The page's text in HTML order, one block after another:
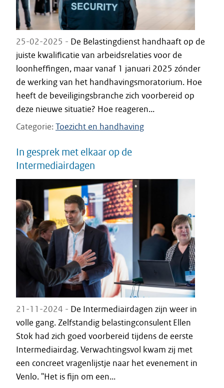
25-02-2025 - De Belastingdienst handhaaft op de
juiste kwalificatie van arbeidsrelaties voor de
loonheffingen, maar vanaf 1 januari 2025 zónder
de werking van het handhavingsmoratorium. Hoe
heeft de beveiligingsbranche zich voorbereid op
deze nieuwe situatie? Hoe reageren...
Categorie Toezicht en handhaving
In gesprek met elkaar op de
Intermediairdagen
21-11-2024 - De Intermediairdagen zijn weer in
volle gang. Zelfstandig belastingconsulent Ellen
Stok had zich goed voorbereid tijdens de eerste
Intermediairdag. Verwachtingsvol kwam zij met
een concreet vragenlijstje naar het evenement in
Venlo. "Het is fijn om een...